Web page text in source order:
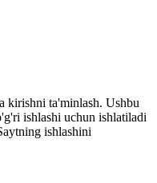
kirishni ta'minlash. Ushbu
ishlashi uchun ishlatiladi
ishlashini